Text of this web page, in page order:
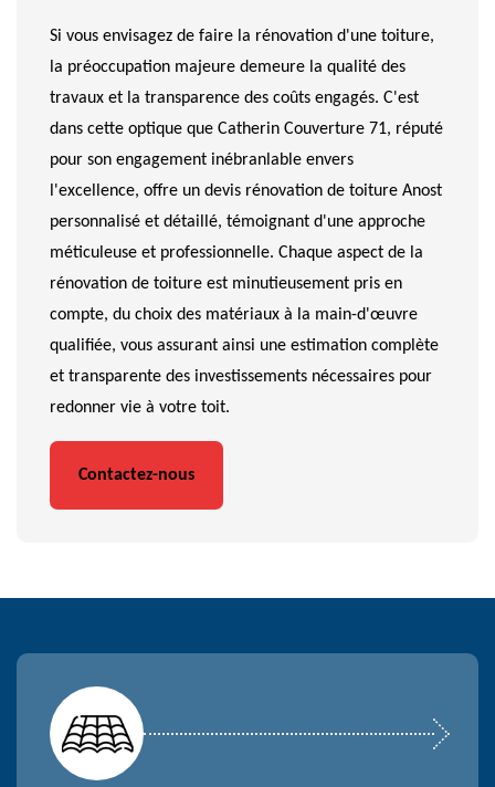
Si vous envisagez de faire la rénovation d'une toiture,
la préoccupation majeure demeure la qualité des
travaux et la transparence des coûts engagés. C'est
dans cette optique que Catherin Couverture 71, réputé
pour son engagement inébranlable envers
l'excellence, offre un devis rénovation de toiture Anost
personnalisé et détaillé, témoignant d'une approche
méticuleuse et professionnelle. Chaque aspect de la
rénovation de toiture est minutieusement pris en
compte, du choix des matériaux à la main-d'œuvre
qualifiée, vous assurant ainsi une estimation complète
et transparente des investissements nécessaires pour
redonner vie à votre toit.
Contactez-nous